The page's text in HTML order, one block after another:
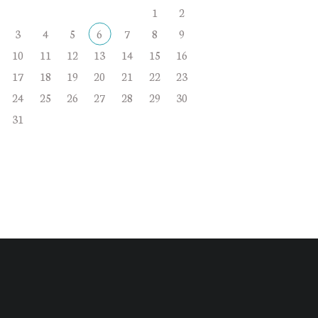
1
2
3
4 5 6 7 8
9
10
11 12 13 14 15
16
17
18 19 20 21 22
23
24
25 26 27 28 29
30
31